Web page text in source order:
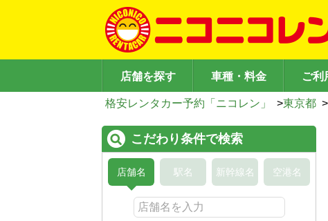
店舗を探す 車種・料金 ご利
格安レンタカー予約「ニコレン」 >東京都 >
こだわり条件で検索
店舗名 駅名 新幹線名 空港名